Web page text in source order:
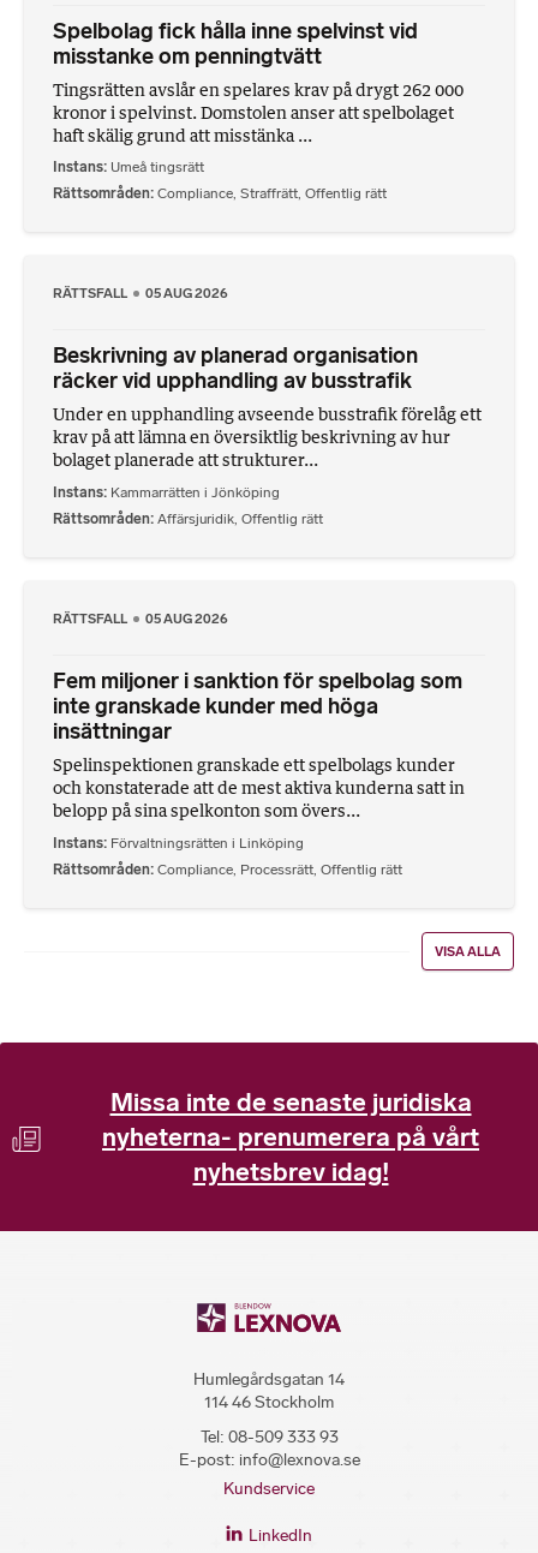
Spelbolag fick hålla inne spelvinst vid
misstanke om penningtvätt
Tingsrätten avslår en spelares krav på drygt 262 000
kronor i spelvinst. Domstolen anser att spelbolaget
haft skälig grund att misstänka ...
Instans Umeå tingsrätt
Rättsområden Compliance, Straffrätt, Offentlig rätt
RÄTTSFALL 05 AUG 2026
Beskrivning av planerad organisation
räcker vid upphandling av busstrafik
Under en upphandling avseende busstrafik förelåg ett
krav på att lämna en översiktlig beskrivning av hur
bolaget planerade att strukturer...
Instans Kammarrätten i Jönköping
Rättsområden Affärsjuridik, Offentlig rätt
RÄTTSFALL 05 AUG 2026
Fem miljoner i sanktion för spelbolag som
inte granskade kunder med höga
insättningar
Spelinspektionen granskade ett spelbolags kunder
och konstaterade att de mest aktiva kunderna satt in
belopp på sina spelkonton som övers...
Instans Förvaltningsrätten i Linköping
Rättsområden Compliance Processrätt Offentlig rätt
VISA ALLA
Missa inte de senaste juridiska
nyheterna- prenumerera på vårt
nyhetsbrev idag!
Humlegårdsgatan 14
114 46 Stockholm
Tel: 08-509 333 93
E-post: info@lexnova.se
Kundservice
LinkedIn